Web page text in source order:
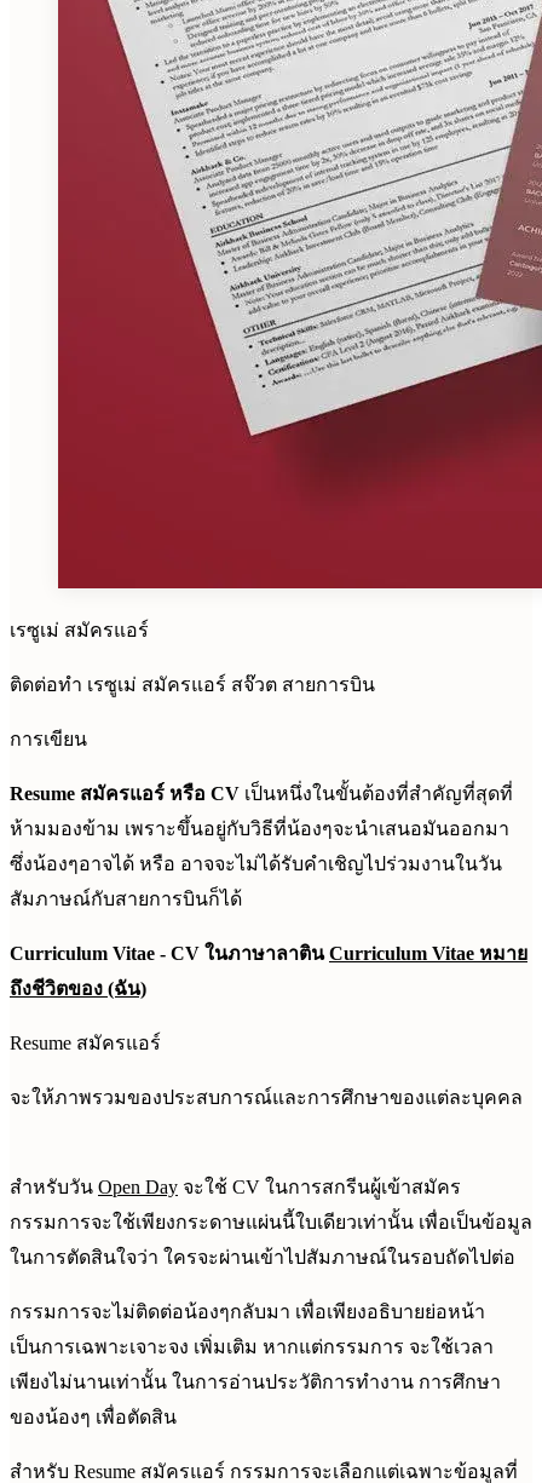
เรซูเม่ สมัครแอร์
ติดต่อทำ เรซูเม่ สมัครแอร์ สจ๊วต สายการบิน
การเขียน
Resume สมัครแอร์ หรือ CV เป็นหนึ่งในขั้นต้องที่สำคัญที่สุดที่
ห้ามมองข้าม เพราะขึ้นอยู่กับวิธีที่น้องๆจะนำเสนอมันออกมา
ซึ่งน้องๆอาจได้ หรือ อาจจะไม่ได้รับคำเชิญไปร่วมงานในวัน
สัมภาษณ์กับสายการบินก็ได้
Curriculum Vitae - CV ในภาษาลาตินCurriculum Vitae หมาย
ถึงชีวิตของ (ฉัน)
Resume สมัครแอร์
จะให้ภาพรวมของประสบการณ์และการศึกษาของแต่ละบุคคล
สำหรับวัน Open Day จะใช้ CV ในการสกรีนผู้เข้าสมัคร
กรรมการจะใช้เพียงกระดาษแผ่นนี้ใบเดียวเท่านั้น เพื่อเป็นข้อมูล
ในการตัดสินใจว่า ใครจะผ่านเข้าไปสัมภาษณ์ในรอบถัดไปต่อ
กรรมการจะไม่ติดต่อน้องๆกลับมา เพื่อเพียงอธิบายย่อหน้า
เป็นการเฉพาะเจาะจง เพิ่มเติม หากแต่กรรมการ จะใช้เวลา
เพียงไม่นานเท่านั้น ในการอ่านประวัติการทำงาน การศึกษา
ของน้องๆ เพื่อตัดสิน
สำหรับ Resume สมัครแอร์ กรรมการจะเลือกแต่เฉพาะข้อมูลที่